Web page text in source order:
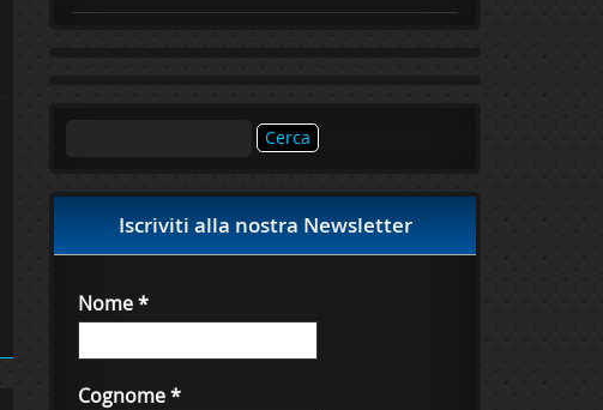
Iscriviti alla nostra Newsletter
Nome*
Cognome*